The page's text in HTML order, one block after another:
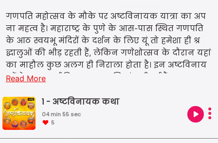
गणपति महोत्सव के मौके पर अष्टविनायक यात्रा का अप
ना महत्व है। महाराष्ट्र के पुणे के आस-पास स्थित गणपति
के आठ स्वयभू मंदिरों के दर्शन के लिए यूं तो हमेशा ही श्र
द्धालुओं की भीड़ रहती हैं, लेकिन गणेशोत्सव के दौरान यहां
का माहौल कुछ अलग ही निराला होता है। इन अष्टविनाय
कों के साथ कई दिलचस्प कहानियां जुड़ी हुई हैं। माना
युग में अलग-अलग रुपों में अवतार लिया और लोगों को
लुभाया। आवाज़.कॉम इस महोत्सव के शुभ मौके पर, आपके
लिए इन्ही अष्टविनायकों से जुड़ा एक खास शो 'अष्टविनाय
क' लेकर आया है। इस शो में आप अष्टविनायकों से जुड़ी क
Read More
1 - अष्टविनायक कथा
04 min 55 sec
5